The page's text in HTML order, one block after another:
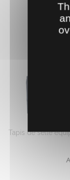
Tapis de selle